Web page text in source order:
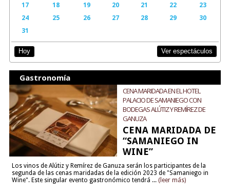
17
18 19 20 21 22
23
24
25 26 27 28 29
30
31
Hoy Ver espectáculos
Gastronomía
CENA MARIDADA EN EL HOTEL
PALACIO DE SAMANIEGO CON
BODEGAS ALÚTIZ Y REMÍREZ DE
GANUZA
CENA MARIDADA DE
“SAMANIEGO IN
WINE”
Los vinos de Alútiz y Remírez de Ganuza serán los participantes de la
segunda de las cenas maridadas de la edición 2023 de "Samaniego in
Wine". Este singular evento gastronómico tendrá ... (leer más)